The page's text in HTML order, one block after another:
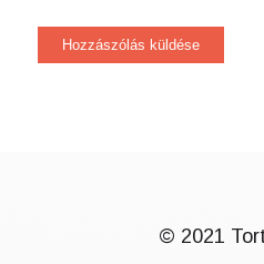
© 2021